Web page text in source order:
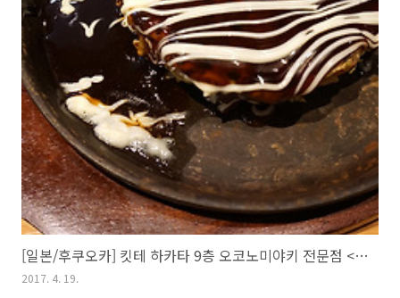
[일본/후쿠오카] 킷테 하카타 9층 오코노미야키 전문점 <코테키치(こて吉)>
2017. 4. 19.